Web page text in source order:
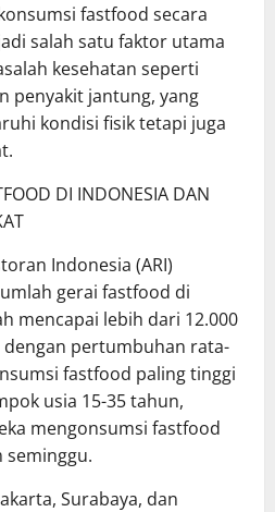
fastfood secara
salah satu faktor utama
kesehatan seperti
penyakit jantung, yang
kondisi fisik tetapi juga
DI INDONESIA DAN
Indonesia (ARI)
gerai fastfood di
mencapai lebih dari 12.000
pertumbuhan rata-
fastfood paling tinggi
usia 15-35 tahun,
mengonsumsi fastfood
seminggu.
Surabaya, dan